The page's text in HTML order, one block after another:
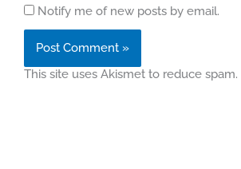
Notify me of new posts by email.
This site uses Akismet to reduce spam.